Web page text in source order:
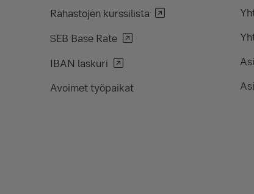
Rahastojen kurssilista
SEB Base Rate
IBAN laskuri
Avoimet työpaikat